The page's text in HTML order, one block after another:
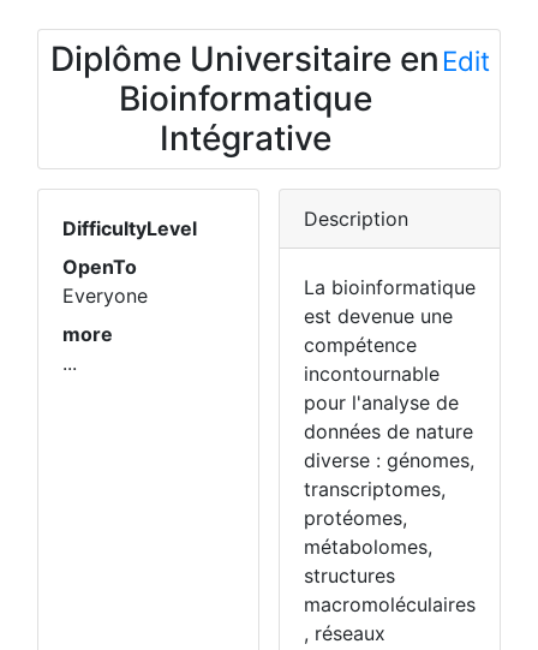
Diplôme Universitaire en
Bioinformatique
Intégrative
Edit
DifficultyLevel
OpenTo
Everyone
more
...
Description
La bioinformatique
est devenue une
compétence
incontournable
pour l'analyse de
données de nature
diverse : génomes,
transcriptomes,
protéomes,
métabolomes,
structures
macromoléculaires
, réseaux